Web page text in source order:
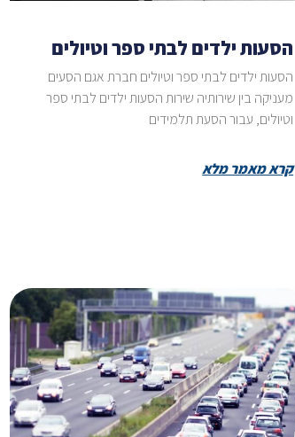
הסעות ילדים לבתי ספר וטיולים
הסעות ילדים לבתי ספר וטיולים חברת אגם הסעים
מעניקה בין שירותיה שירות הסעות ילדים לבתי ספר
וטיולים, עבור הסעת תלמידים
קרא מאמר מלא